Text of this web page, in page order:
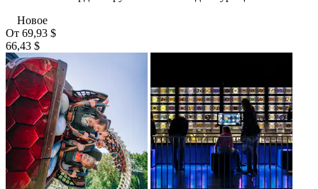
Новое
От 69,93 $
66,43 $